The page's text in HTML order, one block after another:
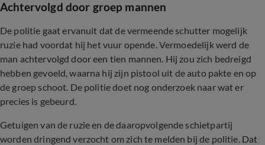
Achtervolgd door groep mannen
De politie gaat ervanuit dat de vermeende schutter mogelijk
ruzie had voordat hij het vuur opende. Vermoedelijk werd de
man achtervolgd door een tien mannen. Hij zou zich bedreigd
hebben gevoeld, waarna hij zijn pistool uit de auto pakte en op
de groep schoot. De politie doet nog onderzoek naar wat er
precies is gebeurd.
Getuigen van de ruzie en de daaropvolgende schietpartij
worden dringend verzocht om zich te melden bij de politie. Dat